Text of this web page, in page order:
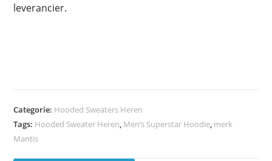
leverancier.
Categorie: Hooded Sweaters Heren
Tags: Hooded Sweater Heren, Men’s Superstar Hoodie, merk
Mantis